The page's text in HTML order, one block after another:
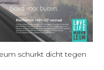
schurkt dicht tegen